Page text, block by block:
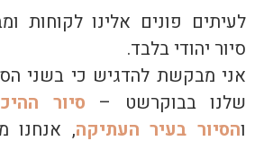
לעיתים פונים אלינו לקוחות
סיור יהודי בלבד.
אני מבקשת להדגיש כי בשני
שלנו בבוקרשט – סיור
והסיור בעיר העתיקה, אנחנו